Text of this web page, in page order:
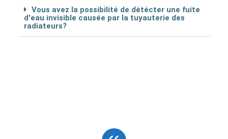
Vous avez la possibilité de détécter une fuite
d'eau invisible causée par la tuyauterie des
radiateurs?